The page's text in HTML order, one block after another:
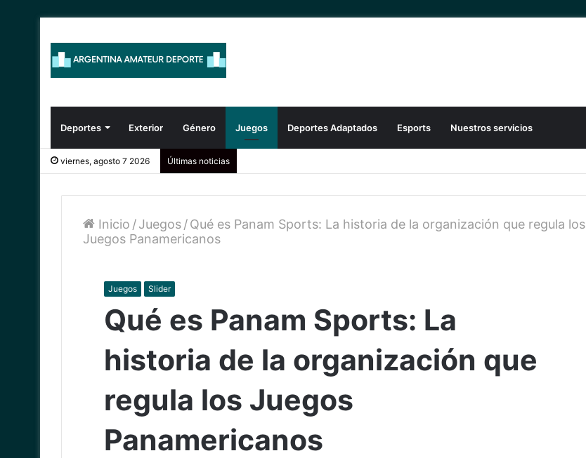
Deportes Exterior Género Juegos Deportes Adaptados Esports Nuestros servicios
viernes, agosto 7 2026 Últimas noticias
Inicio /Juegos/Qué es Panam Sports: La historia de la organización que regula los
Juegos Panamericanos
Juegos Slider
Qué es Panam Sports: La
historia de la organización que
regula los Juegos
Panamericanos